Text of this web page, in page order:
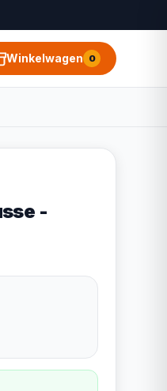
Winkelwagen 0
-